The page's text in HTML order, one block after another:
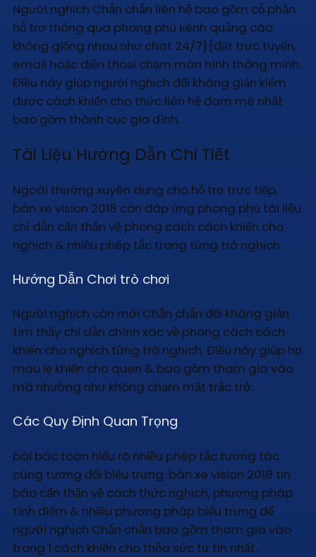
Người nghịch Chắn chắn liên hệ bao gồm cỗ phận
hỗ trợ thông qua phong phú kênh quảng cáo
không giống nhau như chat 24/7}{đặt trực tuyến,
email hoặc điện thoại chạm màn hình thông minh.
Điều này giúp người nghịch đối kháng giản kiếm
được cách khiến cho thức liên hệ đam mê nhất
bao gồm thành cục gia đình.
Tài Liệu Hướng Dẫn Chi Tiết
Ngoài thường xuyên dụng cho hỗ trợ trực tiếp,
bán xe vision 2018 còn đáp ứng phong phú tài liệu
chỉ dẫn cẩn thận về phong cách cách khiến cho
nghịch & nhiều phép tắc trong từng trò nghịch.
Hướng Dẫn Chơi trò chơi
Người nghịch còn mới Chắn chắn đối kháng giản
tìm thấy chỉ dẫn chính xác về phong cách cách
khiến cho nghịch từng trò nghịch. Điều này giúp họ
mau lẹ khiến cho quen & bao gồm tham gia vào
mà nhường như không chạm mặt trắc trở.
Các Quy Định Quan Trọng
bài bác toán hiểu rõ nhiều phép tắc tương tác
cũng tương đối biểu trưng. bán xe vision 2018 tin
báo cẩn thận về cách thức nghịch, phương pháp
tính điểm & nhiều phương pháp biểu trưng để
người nghịch Chắn chắn bao gồm tham gia vào
trong 1 cách khiến cho thỏa sức tự tin nhất.